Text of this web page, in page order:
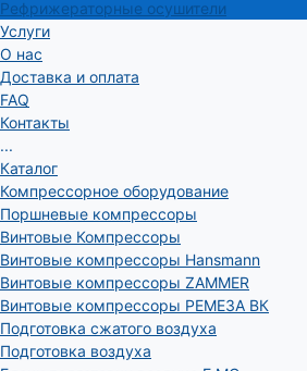
Рефрижераторные осушители
Услуги
О нас
Доставка и оплата
FAQ
Контакты
...
Каталог
Компрессорное оборудование
Поршневые компрессоры
Винтовые Компрессоры
Винтовые компрессоры Hansmann
Винтовые компрессоры ZAMMER
Винтовые компрессоры РЕМЕЗА ВК
Подготовка сжатого воздуха
Подготовка воздуха